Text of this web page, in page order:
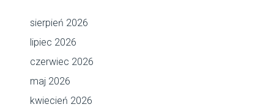
sierpień 2026
lipiec 2026
czerwiec 2026
maj 2026
kwiecień 2026